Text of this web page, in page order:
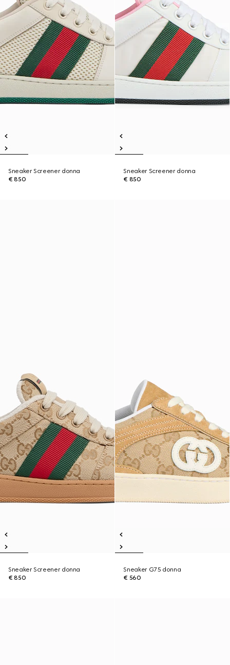
Sneaker Screener donna
€ 850
Sneaker Screener donna
€ 850
Sneaker Screener donna
€ 850
Sneaker G75 donna
€ 560